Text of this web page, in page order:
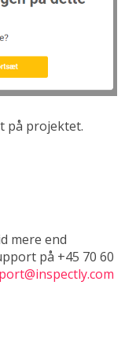
på projektet.
mere end
på +45 70 60